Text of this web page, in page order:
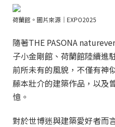
荷蘭館。圖片來源｜EXPO2025
隨著THE PASONA
子小金剛館、荷蘭館陸續進
前所未有的風貌，不僅有神
藤本壯介的建築作品，以及
憶。
對於世博迷與建築愛好者而